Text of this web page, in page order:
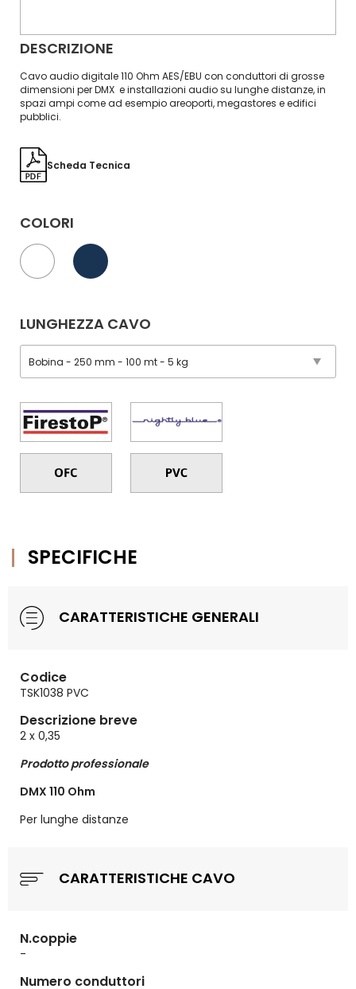
DESCRIZIONE
Cavo audio digitale 110 Ohm AES/EBU con conduttori di grosse
dimensioni per DMX e installazioni audio su lunghe distanze, in
spazi ampi come ad esempio areoporti, megastores e edifici
pubblici.
Scheda Tecnica
COLORI
LUNGHEZZA CAVO
SPECIFICHE
CARATTERISTICHE GENERALI
Codice
TSK1038 PVC
Descrizione breve
2 x 0,35
Prodotto professionale
DMX 110 Ohm
Per lunghe distanze
CARATTERISTICHE CAVO
N.coppie
-
Numero conduttori